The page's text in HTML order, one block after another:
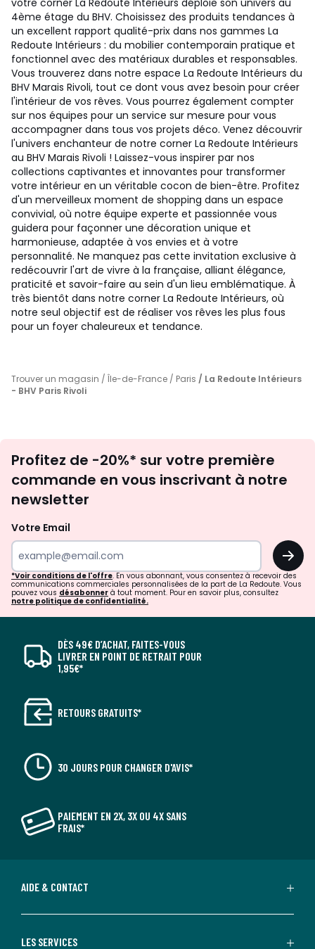
votre corner La Redoute Intérieurs déploie son univers au
4ème étage du BHV. Choisissez des produits tendances à
un excellent rapport qualité-prix dans nos gammes La
Redoute Intérieurs : du mobilier contemporain pratique et
fonctionnel avec des matériaux durables et responsables.
Vous trouverez dans notre espace La Redoute Intérieurs du
BHV Marais Rivoli, tout ce dont vous avez besoin pour créer
l'intérieur de vos rêves. Vous pourrez également compter
sur nos équipes pour un service sur mesure pour vous
accompagner dans tous vos projets déco. Venez découvrir
l'univers enchanteur de notre corner La Redoute Intérieurs
au BHV Marais Rivoli ! Laissez-vous inspirer par nos
collections captivantes et innovantes pour transformer
votre intérieur en un véritable cocon de bien-être. Profitez
d'un merveilleux moment de shopping dans un espace
convivial, où notre équipe experte et passionnée vous
guidera pour façonner une décoration unique et
harmonieuse, adaptée à vos envies et à votre
personnalité. Ne manquez pas cette invitation exclusive à
redécouvrir l'art de vivre à la française, alliant élégance,
praticité et savoir-faire au sein d'un lieu emblématique. À
très bientôt dans notre corner La Redoute Intérieurs, où
notre seul objectif est de réaliser vos rêves les plus fous
pour un foyer chaleureux et tendance.
Trouver un magasin / Île-de-France / Paris / La Redoute Intérieurs
- BHV Paris Rivoli
newsletter
Profitez de -20%* sur votre première
commande en vous inscrivant à notre
newsletter
Votre Email
OK
*Voir conditions de l'offre. En vous abonnant, vous consentez à recevoir des
communications commerciales personnalisées de la part de La Redoute. Vous
pouvez vous désabonner à tout moment. Pour en savoir plus, consultez
notre politique de confidentialité.
DÈS 49€ D’ACHAT, FAITES-VOUS
LIVRER EN POINT DE RETRAIT POUR
1,95€*
RETOURS GRATUITS*
30 JOURS POUR CHANGER D'AVIS*
PAIEMENT EN 2X, 3X OU 4X SANS
FRAIS*
AIDE & CONTACT
LES SERVICES